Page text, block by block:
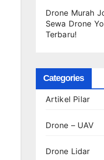
Drone Murah
Sewa Drone
Terbaru!
Categories
Artikel Pilar
Drone – UAV
Drone Lidar